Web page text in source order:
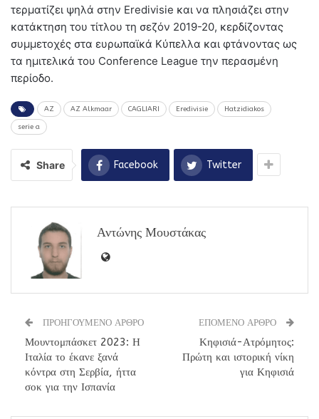
τερματίζει ψηλά στην Eredivisie και να πλησιάζει στην
κατάκτηση του τίτλου τη σεζόν 2019-20, κερδίζοντας
συμμετοχές στα ευρωπαϊκά Κύπελλα και φτάνοντας ως
τα ημιτελικά του Conference League την περασμένη
περίοδο.
AZ AZ Alkmaar CAGLIARI Eredivisie Hatzidiakos
serie a
Share Facebook Twitter
Αντώνης Μουστάκας
ΠΡΟΗΓΟΥΜΕΝΟ ΑΡΘΡΟ
Μουντομπάσκετ 2023: Η
Ιταλία το έκανε ξανά
κόντρα στη Σερβία, ήττα
σοκ για την Ισπανία
ΕΠΟΜΕΝΟ ΑΡΘΡΟ
Κηφισιά-Ατρόμητος:
Πρώτη και ιστορική νίκη
για Κηφισιά